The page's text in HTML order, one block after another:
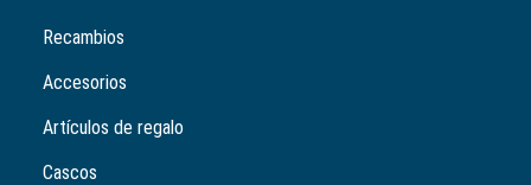
Recambios
Accesorios
Artículos de regalo
Cascos